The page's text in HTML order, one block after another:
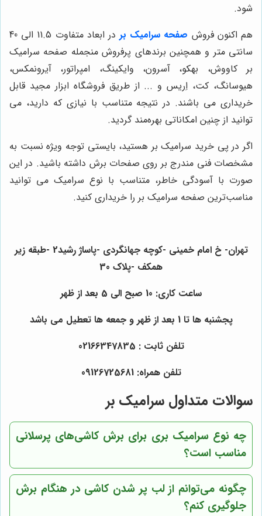
شود.
هم اکنون فروش صفحه سرامیک بر
در ابعاد متفاوت 11.5 الی 40
سانتی متر و همچنین برندهای پرفروش منجمله صفحه سرامیک
بر کاووش، بهکو، آسرون، وایکینگ، امپراتور، آیرونمکس،
هیوسانگ، کت، اِریس و ... از طریق فروشگاه ابزار مجید قابل
خریداری می باشند. در نتیجه متناسب با نیازی که دارید، می
توانید از چنین امکاناتی بهره‌مند گردید.
اگر در پی خرید سرامیک بر هستید، بایستی توجه ویژه نسبت به
مشخصات فنی مندرج بر روی صفحات برش داشته باشید. در این
صورت با آسودگی خاطر، متناسب با نوع سرامیک می توانید
مناسب‌‌ترین صفحه سرامیک بر را خریداری کنید.
تهران- خ امام خمینی -کوچه جهانگردی -پاساژ رشید2 -طبقه زیر
همکف -پلاک 30
ساعت کاری: 10 صبح الی 5 بعد از ظهر
پجشنبه ها تا 1 بعد از ظهر و جمعه ها تعطیل می باشد
تلفن ثابت : 02166347835
تلفن همراه: 09126725681
سوالات متداول سرامیک بر
چه نوع سرامیک بری برای برش کاشی‌های پرسلانی
مناسب است؟
چگونه می‌توانم از لب پر شدن کاشی در هنگام برش
جلوگیری کنم؟